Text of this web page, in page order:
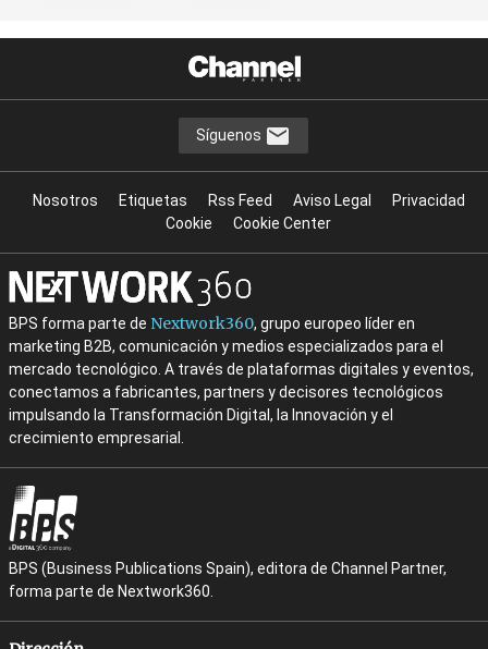
Síguenos
Nosotros Etiquetas Rss Feed Aviso Legal
Privacidad
Cookie
Cookie Center
BPS forma parte de Nextwork360, grupo europeo líder en
marketing B2B, comunicación y medios especializados para el
mercado tecnológico. A través de plataformas digitales y eventos,
conectamos a fabricantes, partners y decisores tecnológicos
impulsando la Transformación Digital, la Innovación y el
crecimiento empresarial.
BPS (Business Publications Spain), editora de Channel Partner,
forma parte de Nextwork360.